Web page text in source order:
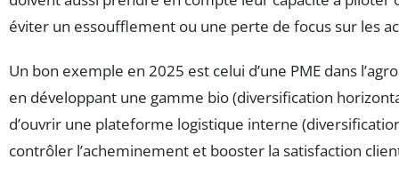
éviter un essoufflement ou une perte de focus sur les
Un bon exemple en 2025 est celui d’une PME dans
en développant une gamme bio (diversification
d’ouvrir une plateforme logistique interne
contrôler l’acheminement et booster la satisfaction